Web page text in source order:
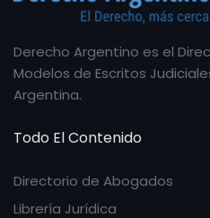
Derecho Argentino es el
Modelos de Escritos
Argentina.
Todo El Contenido
Directorio de Abogados
Librería Jurídica